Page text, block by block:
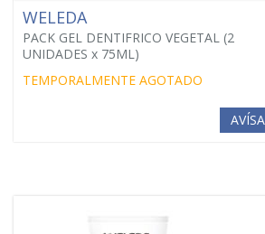
WELEDA
PACK GEL DENTIFRICO VEGETAL (2
UNIDADES x 75ML)
TEMPORALMENTE AGOTADO